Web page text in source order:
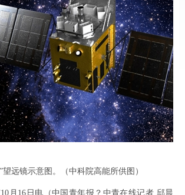
远镜示意图。（中科院高能所供图）
16日电（中国青年报？中青在线记者 邱晨